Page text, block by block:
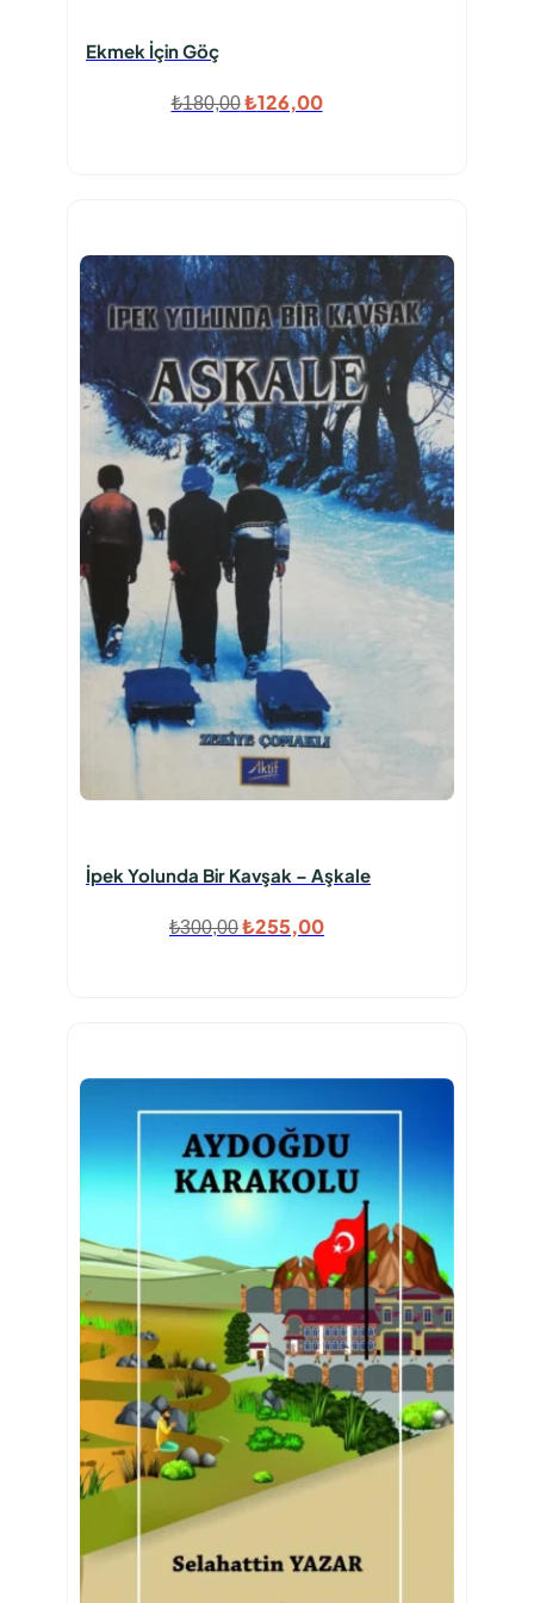
Ekmek İçin Göç
₺180,00 Orijinal
₺126,00Şu
İpek Yolunda Bir Kavşak – Aşkale
₺300,00Orijinal
₺255,00Şu